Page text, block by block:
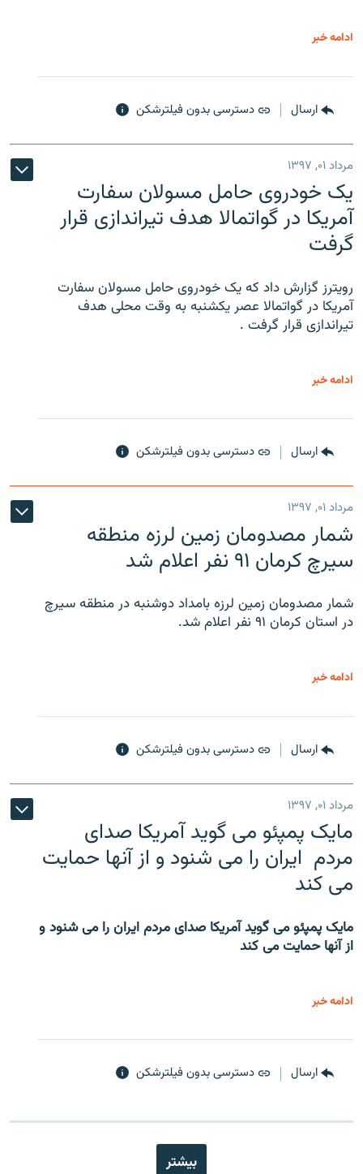
ادامه خبر
ارسال دسترسی بدون فیلترشکن
مرداد ۰۱, ۱۳۹۷
یک خودروی حامل مسولان سفارت
آمریکا در گواتمالا هدف تیراندازی قرار
گرفت
رویترز گزارش داد که یک خودروی حامل مسولان سفارت
آمریکا در گواتمالا عصر یکشنبه به وقت محلی هدف
تیراندازی قرار گرفت .
ادامه خبر
ارسال دسترسی بدون فیلترشکن
مرداد ۰۱, ۱۳۹۷
شمار مصدومان زمین لرزه منطقه
سیرچ کرمان ۹۱ نفر اعلام شد
شمار مصدومان زمین لرزه بامداد دوشنبه در منطقه سیرچ
در استان کرمان ۹۱ نفر اعلام شد.
ادامه خبر
ارسال دسترسی بدون فیلترشکن
مرداد ۰۱, ۱۳۹۷
مایک پمپئو می گوید آمریکا صدای
مردم ایران را می شنود و از آنها حمایت
می کند
مایک پمپئو می گوید آمریکا صدای مردم ایران را می شنود و
از آنها حمایت می کند
ادامه خبر
ارسال دسترسی بدون فیلترشکن
بیشتر